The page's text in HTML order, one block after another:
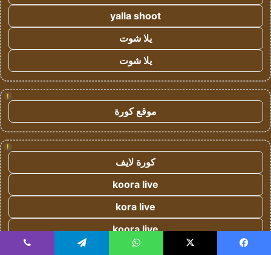
yalla shoot
يلا شوت
يلا شوت
!
موقع كورة
!
كورة لايف
koora live
kora live
koora live